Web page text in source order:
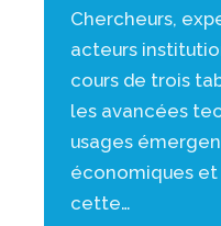
Chercheurs,
acteurs
cours de trois
les avancées
usages
économiques
cette…